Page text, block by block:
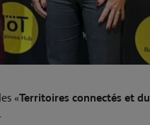
«Territoires connectés et